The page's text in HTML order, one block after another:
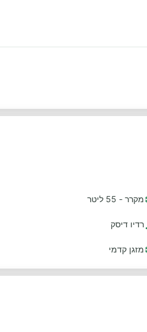
מקרר - 55 ליטר
רדיו דיסק
מזגן קדמי